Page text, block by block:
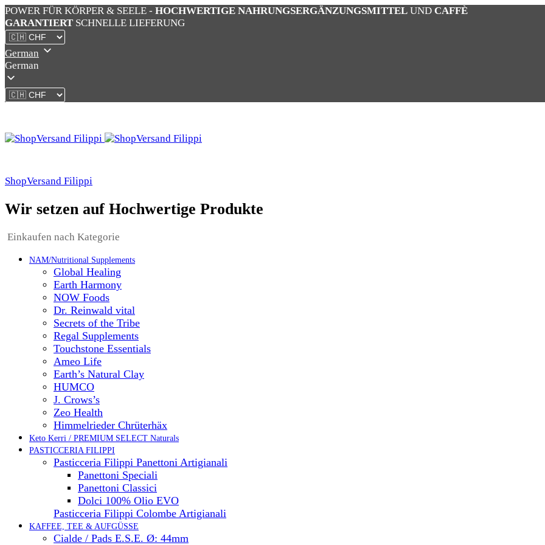
POWER FÜR KÖRPER & SEELE - HOCHWERTIGE NAHRUNGSERGÄNZUNGSMITTEL UND CAFFÈ
GARANTIERT SCHNELLE LIEFERUNG
German
German
ShopVersand Filippi
Wir setzen auf Hochwertige Produkte
Einkaufen nach Kategorie
NAM/Nutritional Supplements
Global Healing
Earth Harmony
NOW Foods
Dr. Reinwald vital
Secrets of the Tribe
Regal Supplements
Touchstone Essentials
Ameo Life
Earth’s Natural Clay
HUMCO
J. Crows’s
Zeo Health
Himmelrieder Chrüterhäx
Keto Kerri / PREMIUM SELECT Naturals
PASTICCERIA FILIPPI
Pasticceria Filippi Panettoni Artigianali
Panettoni Speciali
Panettoni Classici
Dolci 100% Olio EVO
Pasticceria Filippi Colombe Artigianali
KAFFEE, TEE & AUFGÜSSE
Cialde / Pads E.S.E. Ø: 44mm